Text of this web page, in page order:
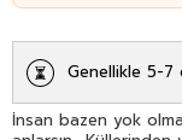
Genellikle 5-7
İnsan bazen yok